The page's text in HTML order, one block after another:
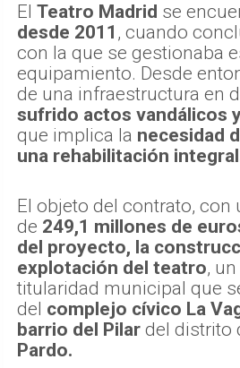
El Teatro Madrid se
desde 2011 , cuando
con la que se gestionaba
equipamiento. Desde
de una infraestructura en
sufrido actos vandálicos
que implica la necesidad
una rehabilitación
El objeto del contrato, con
de 249,1 millones de
del proyecto, la
explotación del teatro,
titularidad municipal que
del complejo cívico La
barrio del Pilar del distrito
Pardo.